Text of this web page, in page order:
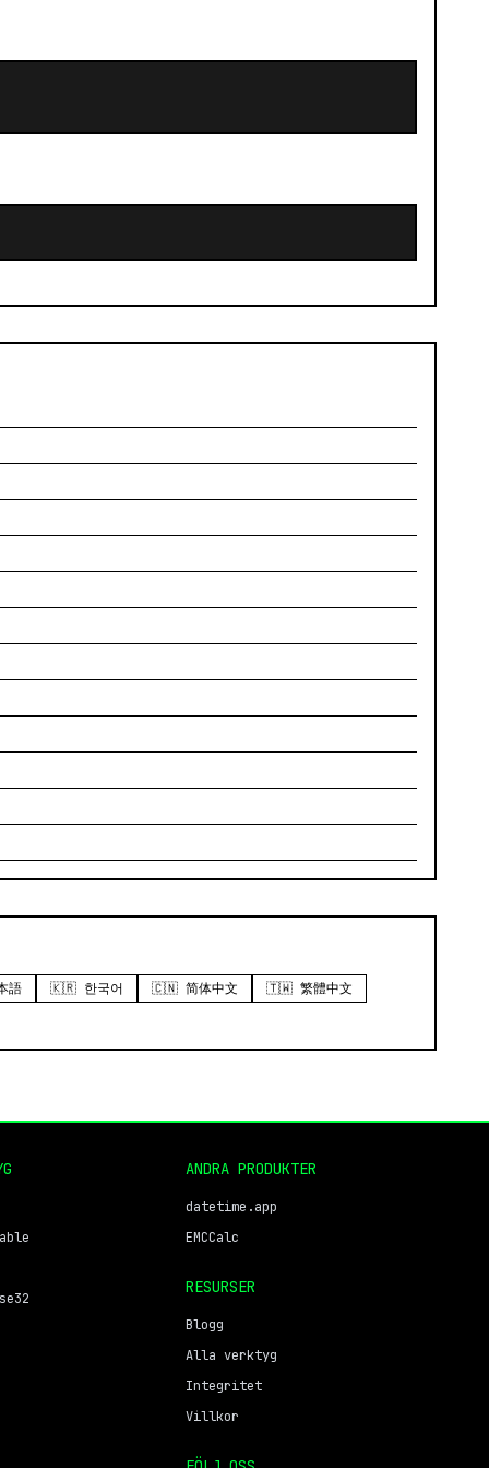
語 🇰🇷 한국어 🇨🇳 简体中文 🇹🇼 繁體中文
ANDRA PRODUKTER
datetime.app
EMCCalc
RESURSER
Blogg
Alla verktyg
Integritet
Villkor